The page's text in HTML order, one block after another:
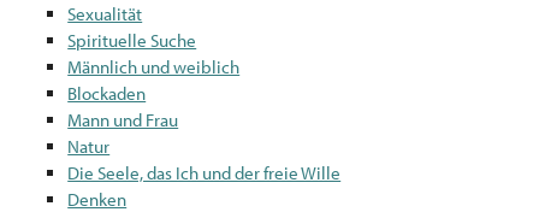
Sexualität
Spirituelle Suche
Männlich und weiblich
Blockaden
Mann und Frau
Natur
Die Seele, das Ich und der freie Wille
Denken